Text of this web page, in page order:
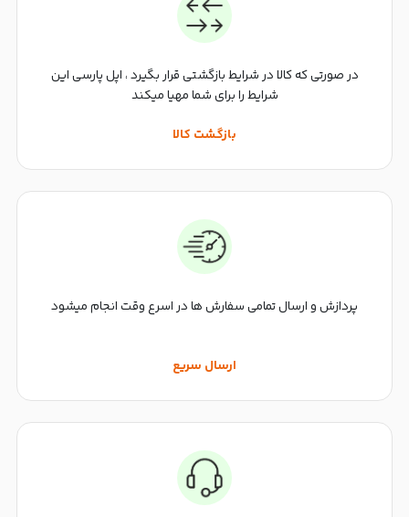
در صورتی که کالا در شرایط بازگشتی قرار بگیرد ، اپل پارسی این
شرایط را برای شما مهیا میکند
بازگشت کالا
پردازش و ارسال تمامی سفارش ها در اسرع وقت انجام میشود
ارسال سریع